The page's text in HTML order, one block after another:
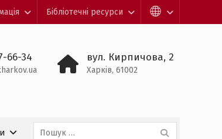
Бібліотечні ресурси
66-34 вул. Кирпичова, 2
Харків, 61002
Пошук: